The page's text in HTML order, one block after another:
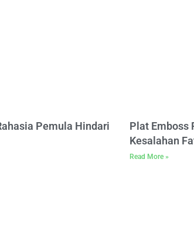
Pemula Hindari
Plat Emboss
Kesalahan
Read More »